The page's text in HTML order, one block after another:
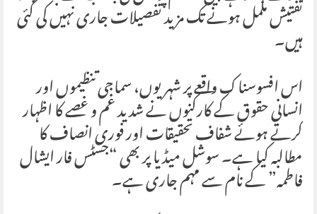
تفتیش مکمل ہونے تک مزید تفصیلات جاری نہیں کی گئی
ہیں۔
اس افسوسناک واقعے پر شہریوں، سماجی تنظیموں اور
انسانی حقوق کے کارکنوں نے شدید غم و غصے کا اظہار
کرتے ہوئے شفاف تحقیقات اور فوری انصاف کا
مطالبہ کیا ہے۔ سوشل میڈیا پر بھی “جسٹس فار ایشال
فاطمہ” کے نام سے مہم جاری ہے۔